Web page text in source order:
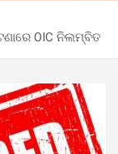
OIC ନିଲମ୍ବିତ